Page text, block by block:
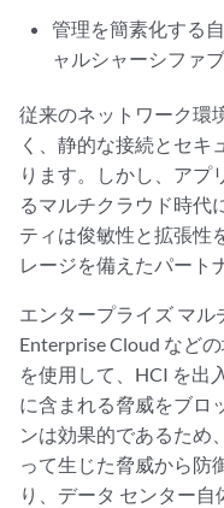
管理を簡素化する
ャルシャーシファ
従来のネットワーク環
く、静的な接続とセキ
ります。しかし、アプ
るマルチクラウド時代
ティは俊敏性と拡張性
レージを備えたパート
エンタープライズ マ
Enterprise Cloud など
を使用して、HCI を出
に含まれる脅威をブロ
ンは効果的であるため
って生じた脅威から防
り、データ センター